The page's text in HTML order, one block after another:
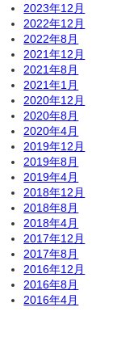
2023年12月
2022年12月
2022年8月
2021年12月
2021年8月
2021年1月
2020年12月
2020年8月
2020年4月
2019年12月
2019年8月
2019年4月
2018年12月
2018年8月
2018年4月
2017年12月
2017年8月
2016年12月
2016年8月
2016年4月